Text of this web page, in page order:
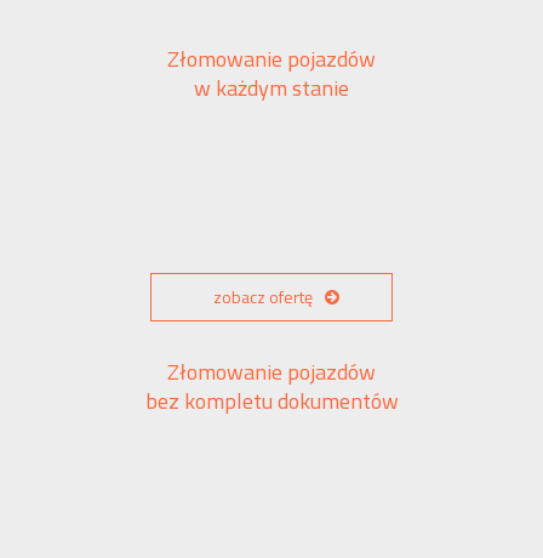
Złomowanie pojazdów
w każdym stanie
zobacz ofertę
Złomowanie pojazdów
bez kompletu dokumentów